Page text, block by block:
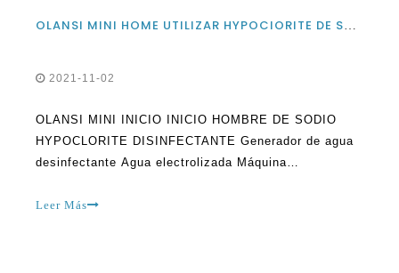
OLANSI MINI HOME UTILIZAR HYPOCIORITE DE SODIO Generador de agua desinfectante Agua electrolizada Máquina desinfectante de agua para desinfección de limpieza
2021-11-02
OLANSI MINI INICIO INICIO HOMBRE DE SODIO
HYPOCLORITE DISINFECTANTE Generador de agua
desinfectante Agua electrolizada Máquina
agua electrolizada ha realizado en las últimas
Leer Más